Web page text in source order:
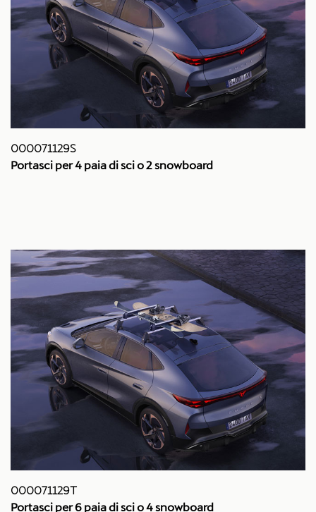
000071129S
Portasci per 4 paia di sci o 2 snowboard
000071129T
Portasci per 6 paia di sci o 4 snowboard